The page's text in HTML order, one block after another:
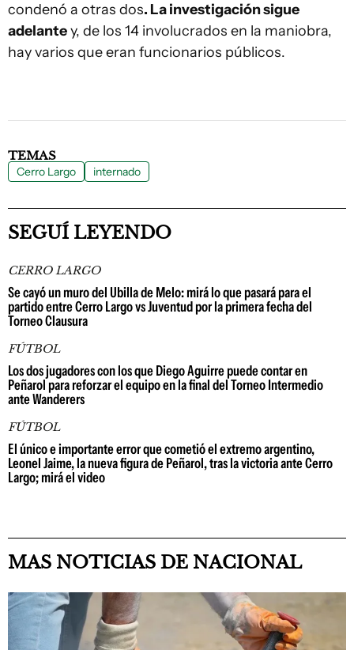
condenó a otras dos. La investigación sigue
adelantey, de los 14 involucrados en la maniobra,
hay varios que eran funcionarios públicos.
TEMAS
Cerro Largo internado
SEGUÍ LEYENDO
CERRO LARGO
Se cayó un muro del Ubilla de Melo: mirá lo que pasará para el
partido entre Cerro Largo vs Juventud por la primera fecha del
Torneo Clausura
FÚTBOL
Los dos jugadores con los que Diego Aguirre puede contar en
Peñarol para reforzar el equipo en la final del Torneo Intermedio
ante Wanderers
FÚTBOL
El único e importante error que cometió el extremo argentino,
Leonel Jaime, la nueva figura de Peñarol, tras la victoria ante Cerro
Largo; mirá el video
MAS NOTICIAS DE NACIONAL